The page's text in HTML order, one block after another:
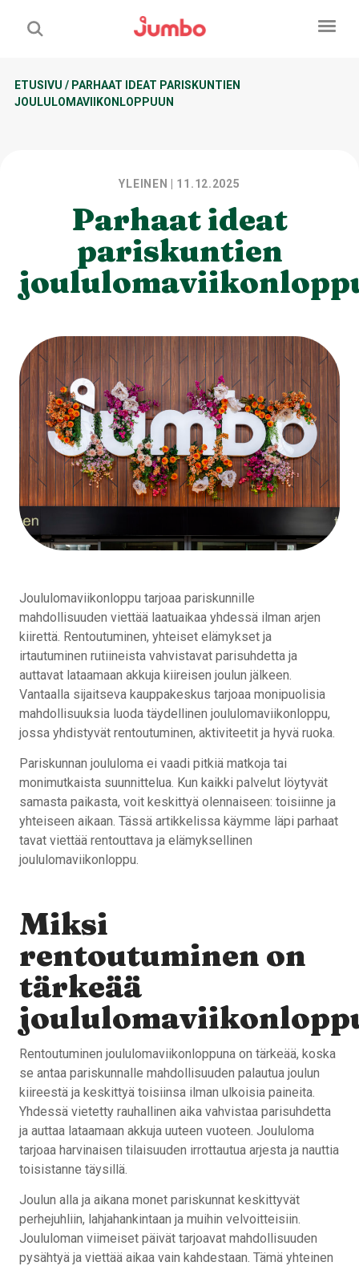
ETUSIVU / PARHAAT IDEAT PARISKUNTIEN
JOULULOMAVIIKONLOPPUUN
YLEINEN | 11.12.2025
Parhaat ideat
pariskuntien
Joululomaviikonloppu tarjoaa pariskunnille
mahdollisuuden viettää laatuaikaa yhdessä ilman arjen
kiirettä. Rentoutuminen, yhteiset elämykset ja
irtautuminen rutiineista vahvistavat parisuhdetta ja
auttavat lataamaan akkuja kiireisen joulun jälkeen.
Vantaalla sijaitseva kauppakeskus tarjoaa monipuolisia
mahdollisuuksia luoda täydellinen joululomaviikonloppu,
jossa yhdistyvät rentoutuminen, aktiviteetit ja hyvä ruoka.
Pariskunnan joululoma ei vaadi pitkiä matkoja tai
monimutkaista suunnittelua. Kun kaikki palvelut löytyvät
samasta paikasta, voit keskittyä olennaiseen: toisiinne ja
yhteiseen aikaan. Tässä artikkelissa käymme läpi parhaat
tavat viettää rentouttava ja elämyksellinen
joululomaviikonloppu.
Miksi
rentoutuminen on
tärkeää
Rentoutuminen joululomaviikonloppuna on tärkeää, koska
se antaa pariskunnalle mahdollisuuden palautua joulun
kiireestä ja keskittyä toisiinsa ilman ulkoisia paineita.
Yhdessä vietetty rauhallinen aika vahvistaa parisuhdetta
ja auttaa lataamaan akkuja uuteen vuoteen. Joululoma
tarjoaa harvinaisen tilaisuuden irrottautua arjesta ja nauttia
toisistanne täysillä.
Joulun alla ja aikana monet pariskunnat keskittyvät
perhejuhliin, lahjahankintaan ja muihin velvoitteisiin.
Joululoman viimeiset päivät tarjoavat mahdollisuuden
pysähtyä ja viettää aikaa vain kahdestaan. Tämä yhteinen